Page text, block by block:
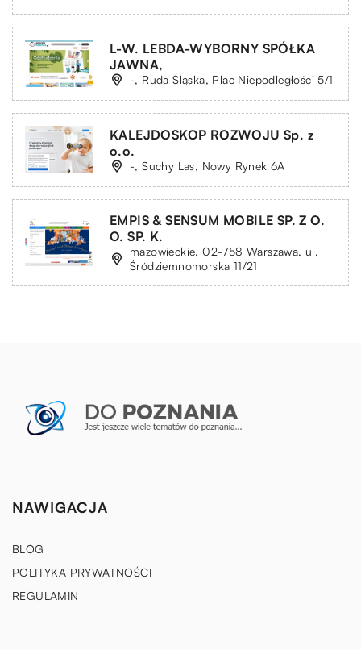
L-W. LEBDA-WYBORNY SPÓŁKA
JAWNA,
-, Ruda Śląska, Plac Niepodległości 5/1
KALEJDOSKOP ROZWOJU Sp. z
o.o.
-, Suchy Las, Nowy Rynek 6A
EMPIS & SENSUM MOBILE SP. Z O.
O. SP. K.
mazowieckie, 02-758 Warszawa, ul.
Śródziemnomorska 11/21
NAWIGACJA
BLOG
POLITYKA PRYWATNOŚCI
REGULAMIN